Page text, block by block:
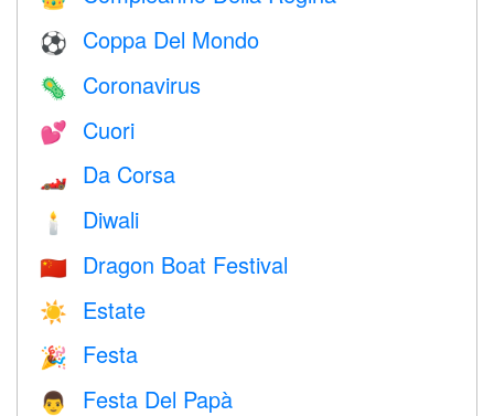
⚽ Coppa Del Mondo
🦠 Coronavirus
💕 Cuori
🏎 Da Corsa
🕯 Diwali
🇨🇳 Dragon Boat Festival
☀️ Estate
🎉 Festa
👨 Festa Del Papà